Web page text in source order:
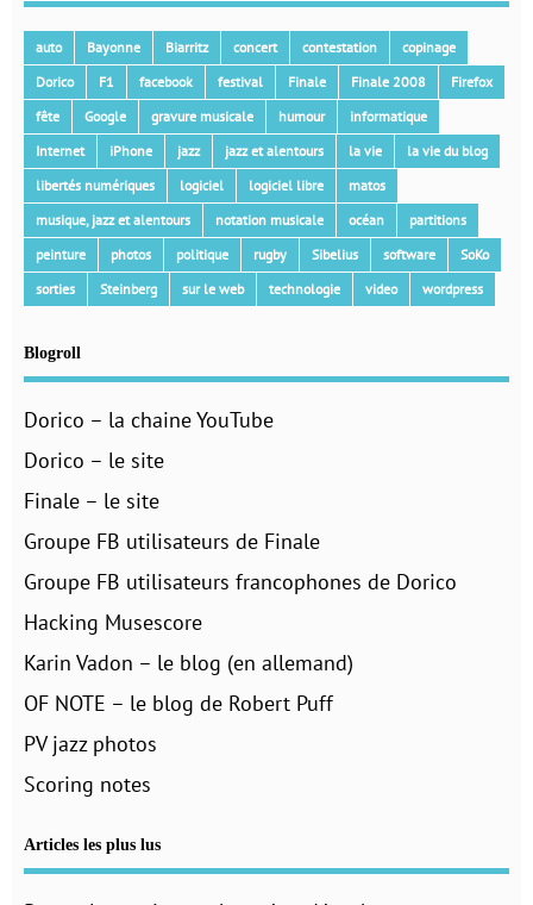
auto Bayonne Biarritz concert contestation
copinage
Dorico
F1 facebook festival Finale Finale 2008
Firefox
fête
Google gravure musicale humour
informatique
Internet
iPhone jazz jazz et alentours la vie
la vie du blog
libertés numériques
logiciel logiciel libre
matos
musique, jazz et alentours
notation musicale océan
partitions
peinture
photos politique rugby Sibelius software
SoKo
sorties
Steinberg sur le web technologie video wordpress
Blogroll
Dorico – la chaine YouTube
Dorico – le site
Finale – le site
Groupe FB utilisateurs de Finale
Groupe FB utilisateurs francophones de Dorico
Hacking Musescore
Karin Vadon – le blog (en allemand)
OF NOTE – le blog de Robert Puff
PV jazz photos
Scoring notes
Articles les plus lus